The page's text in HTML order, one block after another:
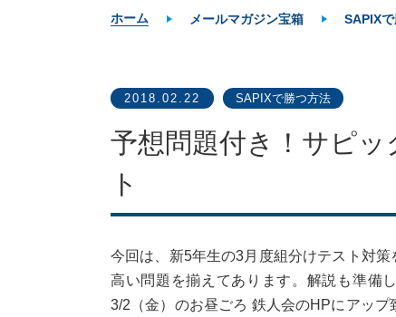
ホーム メールマガジン宝箱 SAPIX
2018.02.22 SAPIXで勝つ方法
予想問題付き！サピ
ト
今回は、新5年生の3月度組分けテスト対
高い問題を揃えてあります。解説も準備
3/2（金）のお昼ごろ 鉄人会のHPにアッ